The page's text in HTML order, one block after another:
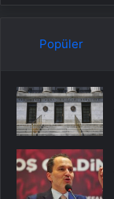
Popüler